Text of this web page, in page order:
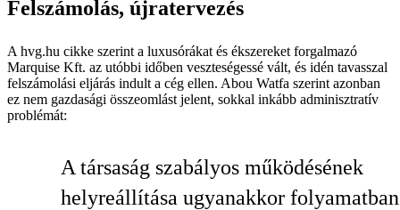
Felszámolás, újratervezés
A hvg.hu cikke szerint a luxusórákat és ékszereket forgalmazó
Marquise Kft. az utóbbi időben veszteségessé vált, és idén tavasszal
felszámolási eljárás indult a cég ellen. Abou Watfa szerint azonban
ez nem gazdasági összeomlást jelent, sokkal inkább adminisztratív
problémát:
A társaság szabályos működésének
helyreállítása ugyanakkor